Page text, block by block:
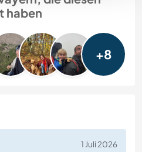
haben
+8
1 Juli 2026